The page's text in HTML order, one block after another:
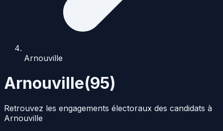
Arnouville
Arnouville(95)
Retrouvez les engagements électoraux des candidats à
Arnouville